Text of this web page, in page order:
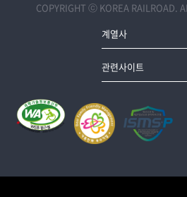
COPYRIGHT ⓒ KOREA RAILROAD.
계열사
관련사이트